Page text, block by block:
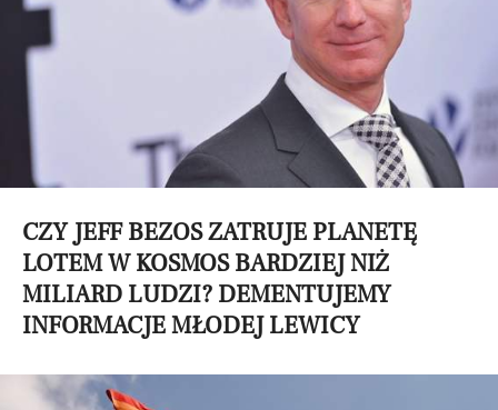
CZY JEFF BEZOS ZATRUJE PLANETĘ
LOTEM W KOSMOS BARDZIEJ NIŻ
MILIARD LUDZI? DEMENTUJEMY
INFORMACJE MŁODEJ LEWICY